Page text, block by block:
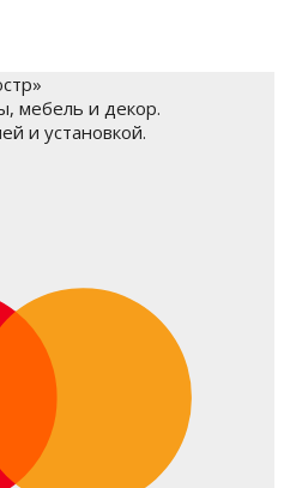
мебель и декор.
и установкой.